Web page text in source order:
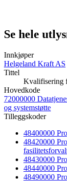
Se hele
Innkjøper
Helgeland Kraft AS
Tittel
Kvalifisering
Hovedkode
72000000
og systemstøtte
Tilleggskoder
48400000
48420000
48430000
48440000
48490000